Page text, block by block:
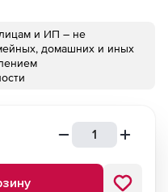
и ИП – не
домашних и иных